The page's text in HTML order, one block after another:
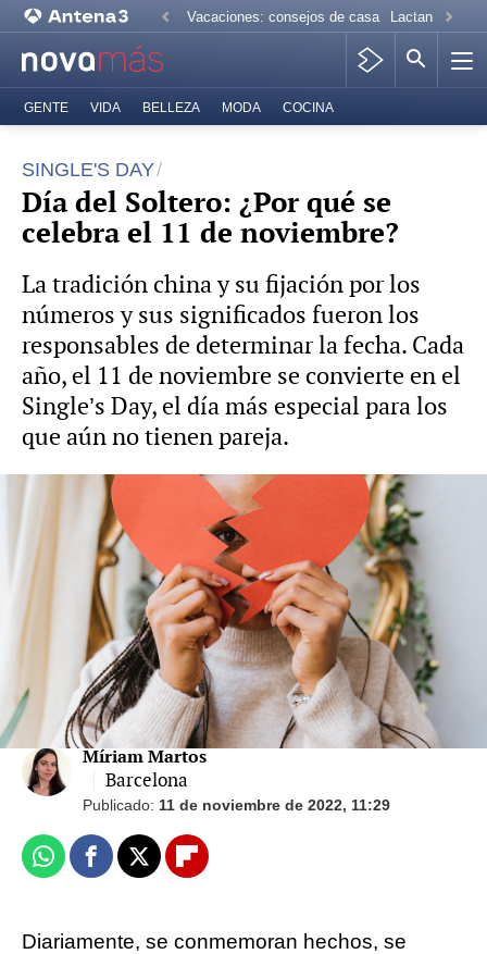
Vacaciones: consejos de casa Lactancia
GENTE VIDA BELLEZA MODA COCINA
SINGLE'S DAY
Día del Soltero: ¿Por qué se
celebra el 11 de noviembre?
La tradición china y su fijación por los
números y sus significados fueron los
responsables de determinar la fecha. Cada
año, el 11 de noviembre se convierte en el
Single’s Day, el día más especial para los
que aún no tienen pareja.
Día del Soltero: los descuentos de Shein que
no te puedes perder
Anuptafobia: cómo saber si tienes miedo a
estar soltero
Míriam Martos
Barcelona
Publicado: 11 de noviembre de 2022, 11:29
WhatsappFacebook
X Flipboard
Diariamente, se conmemoran hechos, se